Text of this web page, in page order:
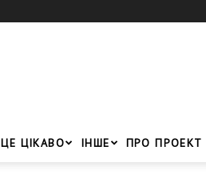
ЦЕ ЦІКАВО ІНШЕ ПРО ПРОЕКТ